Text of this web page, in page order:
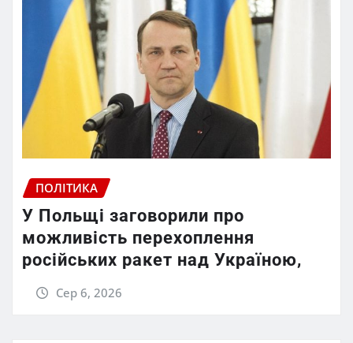
ПОЛІТИКА
У Польщі заговорили про
можливість перехоплення
російських ракет над Україною,
Сер 6, 2026